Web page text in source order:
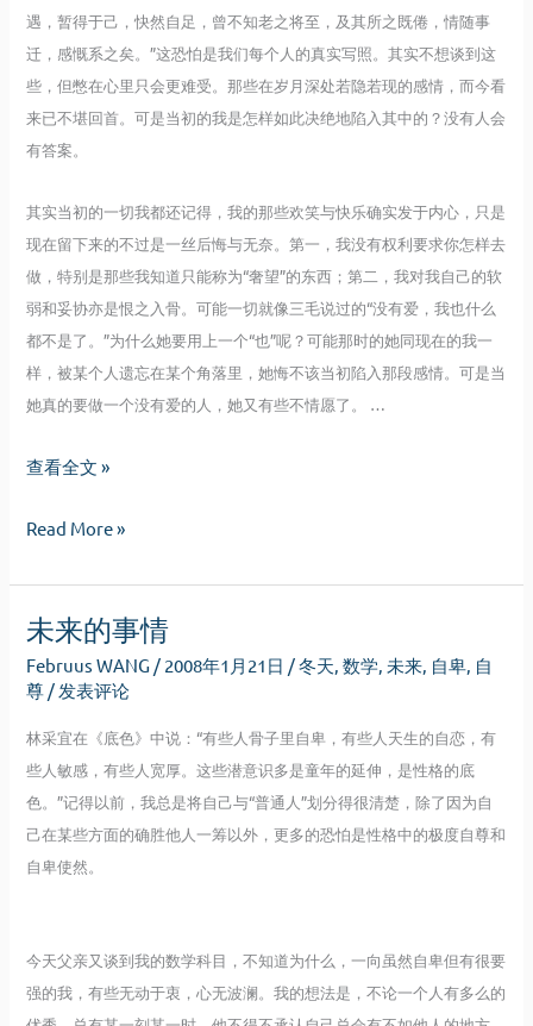
遇，暂得于己，快然自足，曾不知老之将至，及其所之既倦，情随事
迁，感慨系之矣。”这恐怕是我们每个人的真实写照。其实不想谈到这
些，但憋在心里只会更难受。那些在岁月深处若隐若现的感情，而今看
来已不堪回首。可是当初的我是怎样如此决绝地陷入其中的？没有人会
有答案。
其实当初的一切我都还记得，我的那些欢笑与快乐确实发于内心，只是
现在留下来的不过是一丝后悔与无奈。第一，我没有权利要求你怎样去
做，特别是那些我知道只能称为“奢望”的东西；第二，我对我自己的软
弱和妥协亦是恨之入骨。可能一切就像三毛说过的“没有爱，我也什么
都不是了。”为什么她要用上一个“也”呢？可能那时的她同现在的我一
样，被某个人遗忘在某个角落里，她悔不该当初陷入那段感情。可是当
她真的要做一个没有爱的人，她又有些不情愿了。 …
相
应
有
相
忘
查看全文 »
相
应
识
有
相
Read More »
未来的事情
Februus WANG / 2008年1月21日 /冬天,数学,未来, 自卑, 自
尊 / 发表评论
林采宜在《底色》中说：“有些人骨子里自卑，有些人天生的自恋，有
些人敏感，有些人宽厚。这些潜意识多是童年的延伸，是性格的底
色。”记得以前，我总是将自己与“普通人”划分得很清楚，除了因为自
己在某些方面的确胜他人一筹以外，更多的恐怕是性格中的极度自尊和
自卑使然。
今天父亲又谈到我的数学科目，不知道为什么，一向虽然自卑但有很要
强的我，有些无动于衷，心无波澜。我的想法是，不论一个人有多么的